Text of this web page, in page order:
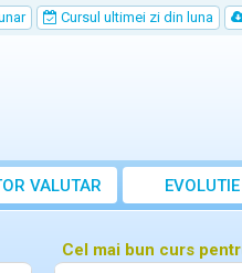
Cursul ultimei zi din luna
VALUTAR
Cel mai bun curs